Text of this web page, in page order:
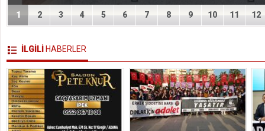
1 2 3 4 5 6 7 8 9 10 11 12
İLGİLİ HABERLER